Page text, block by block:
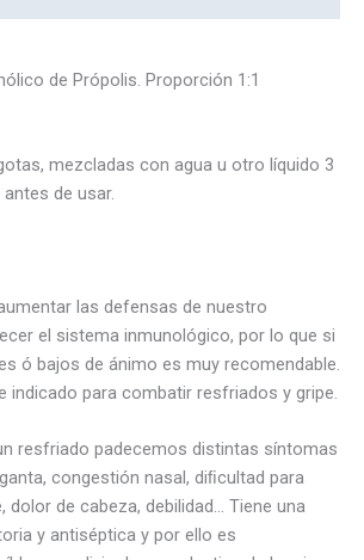
de Própolis. Proporción 1:1
mezcladas con agua u otro líquido 3
de usar.
las defensas de nuestro
el sistema inmunológico, por lo que si
ó bajos de ánimo es muy recomendable.
indicado para combatir resfriados y gripe.
resfriado padecemos distintas síntomas
congestión nasal, diﬁcultad para
dolor de cabeza, debilidad… Tiene una
y antiséptica y por ello es